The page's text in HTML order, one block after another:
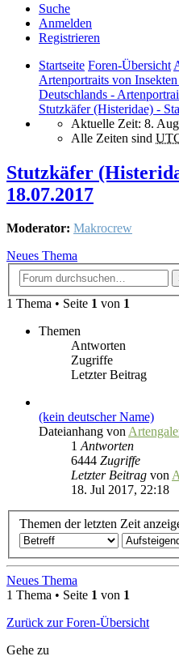
Suche
Anmelden
Registrieren
Startseite Foren-Übersicht
Artenportraits von
Deutschlands -
Stutzkäfer (Histeridae) -
Aktuelle Zeit: 8.
Alle Zeiten sind
Stutzkäfer
18.07.2017
Moderator: Makrocrew
Neues Thema
1 Thema • Seite 1 von 1
Themen
Antworten
Zugriffe
Letzter Beitrag
(kein deutscher Name)
Dateianhang von
1 Antworten
6444 Zugriffe
Letzter Beitrag von
18. Jul 2017, 22:18
Themen der letzten Zeit
Neues Thema
1 Thema • Seite 1 von 1
Zurück zur Foren-Übersicht
Gehe zu